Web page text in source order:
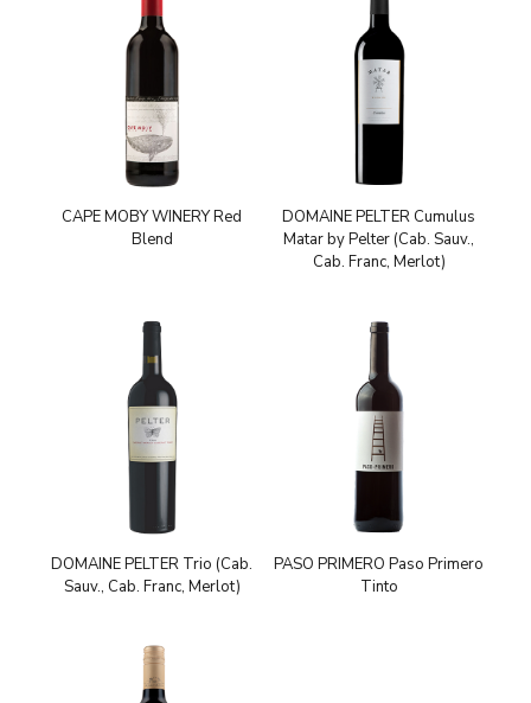
CAPE MOBY WINERY Red
Blend
DOMAINE PELTER Cumulus
Matar by Pelter (Cab. Sauv.,
Cab. Franc, Merlot)
DOMAINE PELTER Trio (Cab.
Sauv., Cab. Franc, Merlot)
PASO PRIMERO Paso Primero
Tinto